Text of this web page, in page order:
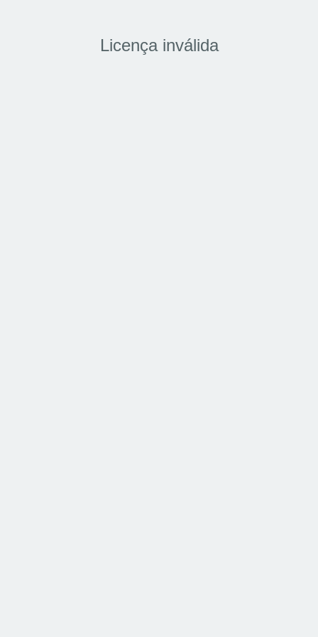
Licença inválida